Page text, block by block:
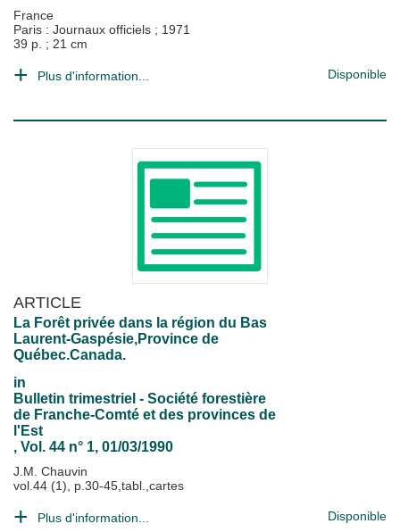
France
Paris : Journaux officiels ; 1971
39 p. ; 21 cm
Plus d'information... Disponible
ARTICLE
La Forêt privée dans la région du Bas
Laurent-Gaspésie,Province de
Québec.Canada.
in
Bulletin trimestriel - Société forestière
de Franche-Comté et des provinces de
l'Est
, Vol. 44 n° 1, 01/03/1990
J.M. Chauvin
vol.44 (1), p.30-45,tabl.,cartes
Plus d'information... Disponible